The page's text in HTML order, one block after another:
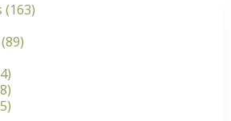
(163)
(89)